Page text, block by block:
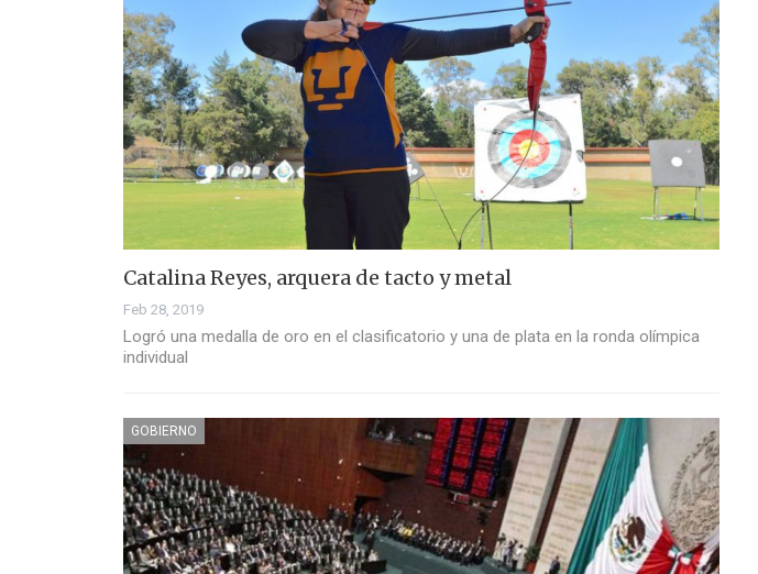
Catalina Reyes, arquera de tacto y metal
Feb 28, 2019
Logró una medalla de oro en el clasificatorio y una de plata en la ronda olímpica
individual
GOBIERNO